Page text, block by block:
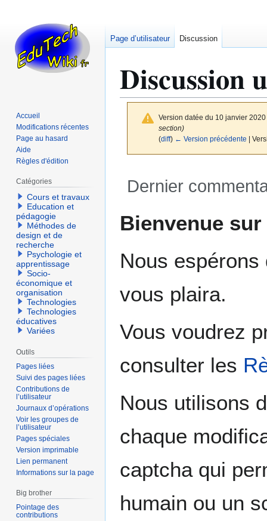
Discussion
Version datée du 10 janvier
section)
(diff) ← Version précédente |
Dernier
navigation
recherche
Bienvenue sur
Nous
vous plaira.
Vous voudrez
consulter les
Nous utilisons
chaque
captcha qui
humain ou un
Page d’utilisateur Discussion
Accueil
Modifications récentes
Page au hasard
Aide
Règles d'édition
Catégories
Cours et travaux
Education et
pédagogie
Méthodes de
design et de
recherche
Psychologie et
apprentissage
Socio-
économique et
organisation
Technologies
Technologies
éducatives
Variées
Outils
Pages liées
Suivi des pages liées
Contributions de
l’utilisateur
Journaux d’opérations
Voir les groupes de
l’utilisateur
Pages spéciales
Version imprimable
Lien permanent
Informations sur la page
Big brother
Pointage des
contributions